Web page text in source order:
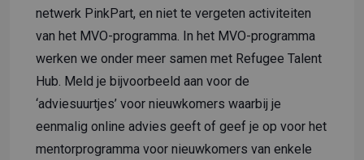
netwerk PinkPart, en niet te vergeten activiteiten
van het MVO-programma. In het MVO-programma
werken we onder meer samen met Refugee Talent
Hub. Meld je bijvoorbeeld aan voor de
‘adviesuurtjes’ voor nieuwkomers waarbij je
eenmalig online advies geeft of geef je op voor het
mentorprogramma voor nieuwkomers van enkele